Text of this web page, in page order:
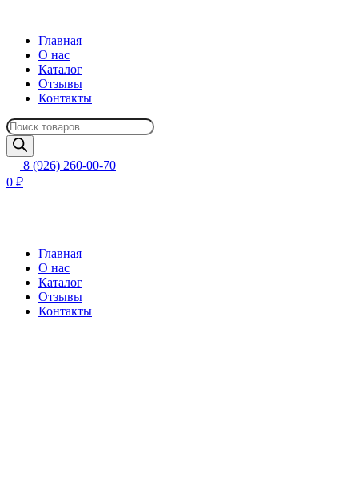
Главная
О нас
Каталог
Отзывы
Контакты
Поиск
товаров
8 (926) 260-00-70
0 ₽
Главная
О нас
Каталог
Отзывы
Контакты